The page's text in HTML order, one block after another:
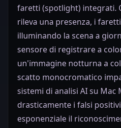
faretti (spotlight) integrati.
rileva una presenza, i
illuminando la scena a
sensore di registrare a
un'immagine notturna a
scatto monocromatico
sistemi di analisi AI su Mac
drasticamente i falsi
esponenziale il